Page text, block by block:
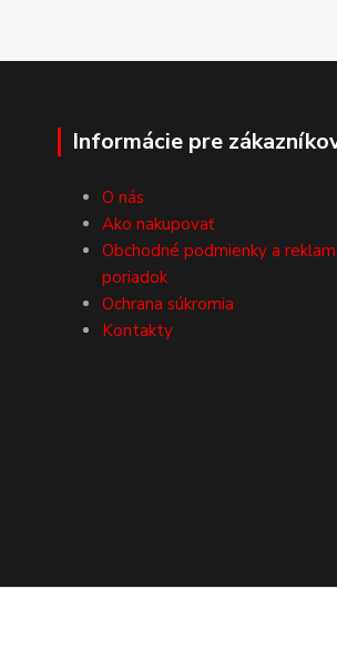
Informácie pre
O nás
Ako nakupovať
Obchodné podmienky a
poriadok
Ochrana súkromia
Kontakty